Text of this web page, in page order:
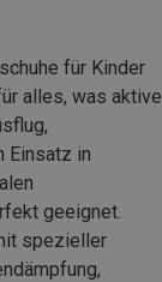
für Kinder
alles, was aktive
Einsatz in
geeignet.
spezieller